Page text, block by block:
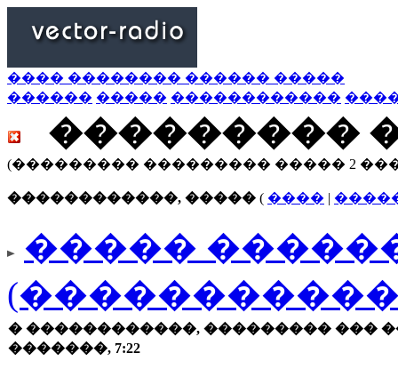
���� �������� ������ �����
������ ����� ������������
���������
(��������� ��������� ����� 2
������������, ����� ( ���� |
�����
� ������������, ��������� ���
�������, 7:22